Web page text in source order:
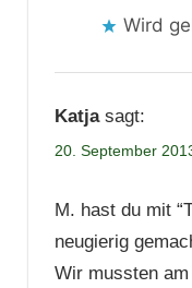
Wird
Katja sagt:
20. September
M. hast du mit
neugierig
Wir mussten